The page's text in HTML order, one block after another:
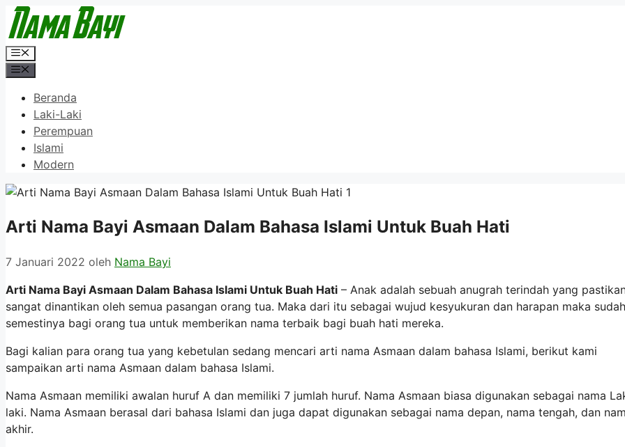
Langsung
ke
isi
Menu
Beranda
Laki-Laki
Perempuan
Islami
Modern
Arti Nama Bayi Asmaan Dalam Bahasa Islami Untuk Buah Hati
7 Januari 2022 oleh Nama Bayi
Arti Nama Bayi Asmaan Dalam Bahasa Islami Untuk Buah Hati – Anak adalah sebuah anugrah terindah yang
sangat dinantikan oleh semua pasangan orang tua. Maka dari itu sebagai wujud kesyukuran dan harapan maka sudah
semestinya bagi orang tua untuk memberikan nama terbaik bagi buah hati mereka.
Bagi kalian para orang tua yang kebetulan sedang mencari arti nama Asmaan dalam bahasa Islami, berikut kami
sampaikan arti nama Asmaan dalam bahasa Islami.
Nama Asmaan memiliki awalan huruf A dan memiliki 7 jumlah huruf. Nama Asmaan biasa digunakan sebagai nama
laki. Nama Asmaan berasal dari bahasa Islami dan juga dapat digunakan sebagai nama depan, nama tengah, dan
akhir.